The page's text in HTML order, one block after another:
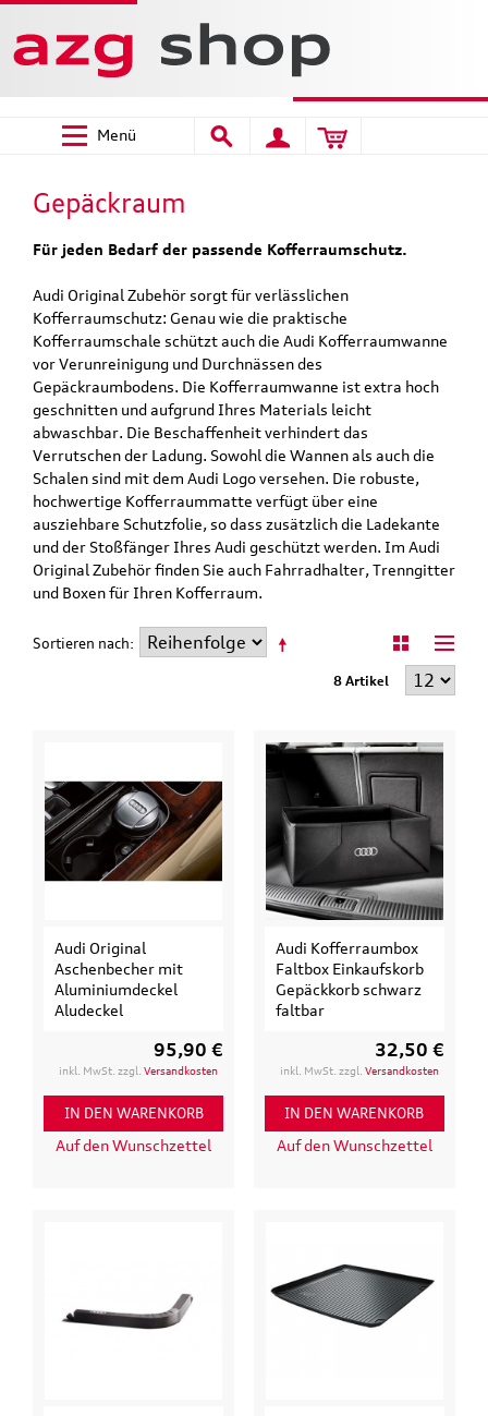
Menü
Gepäckraum
Für jeden Bedarf der passende Kofferraumschutz.
Audi Original Zubehör sorgt für verlässlichen
Kofferraumschutz: Genau wie die praktische
Kofferraumschale schützt auch die Audi Kofferraumwanne
vor Verunreinigung und Durchnässen des
Gepäckraumbodens. Die Kofferraumwanne ist extra hoch
geschnitten und aufgrund Ihres Materials leicht
abwaschbar. Die Beschaffenheit verhindert das
Verrutschen der Ladung. Sowohl die Wannen als auch die
Schalen sind mit dem Audi Logo versehen. Die robuste,
hochwertige Kofferraummatte verfügt über eine
ausziehbare Schutzfolie, so dass zusätzlich die Ladekante
und der Stoßfänger Ihres Audi geschützt werden. Im Audi
Original Zubehör finden Sie auch Fahrradhalter, Trenngitter
und Boxen für Ihren Kofferraum.
Sortieren nach
8 Artikel
Audi Original
Aschenbecher mit
Aluminiumdeckel
Aludeckel
95,90 €
inkl. MwSt. zzgl.Versandkosten
IN DEN WARENKORB
Auf den Wunschzettel
Audi Kofferraumbox
Faltbox Einkaufskorb
Gepäckkorb schwarz
faltbar
32,50 €
inkl. MwSt. zzgl. Versandkosten
IN DEN WARENKORB
Auf den Wunschzettel